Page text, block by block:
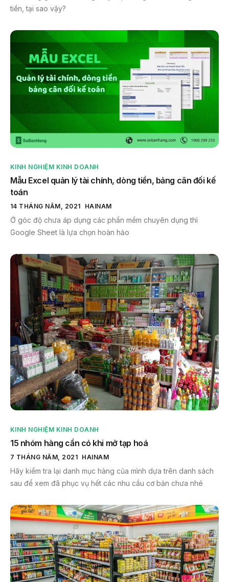
tiền, tại sao vậy?
KINH NGHIỆM KINH DOANH
Mẫu Excel quản lý tài chính, dòng tiền, bảng cân đối kế
toán
14 THÁNG NĂM, 2021 HAINAM
Ở góc độ chưa áp dụng các phần mềm chuyên dụng thì
Google Sheet là lựa chọn hoàn hảo
KINH NGHIỆM KINH DOANH
15 nhóm hàng cần có khi mở tạp hoá
7 THÁNG NĂM, 2021 HAINAM
Hãy kiểm tra lại danh mục hàng của mình dựa trên danh sách
sau để xem đã phục vụ hết các nhu cầu cơ bản chưa nhé